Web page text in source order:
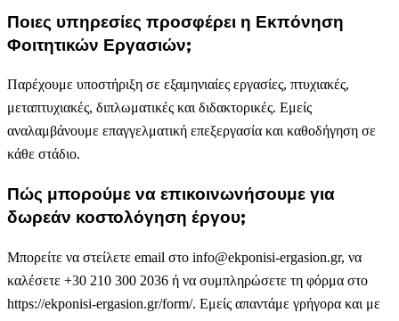
Ποιες υπηρεσίες προσφέρει η Εκπόνηση
Φοιτητικών Εργασιών;
Παρέχουμε υποστήριξη σε εξαμηνιαίες εργασίες, πτυχιακές,
μεταπτυχιακές, διπλωματικές και διδακτορικές. Εμείς
αναλαμβάνουμε επαγγελματική επεξεργασία και καθοδήγηση σε
κάθε στάδιο.
Πώς μπορούμε να επικοινωνήσουμε για
δωρεάν κοστολόγηση έργου;
Μπορείτε να στείλετε email στο info@ekponisi-ergasion.gr, να
καλέσετε +30 210 300 2036 ή να συμπληρώσετε τη φόρμα στο
https://ekponisi-ergasion.gr/form/. Εμείς απαντάμε γρήγορα και με